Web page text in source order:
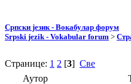
Српски језик - Вокабулар форум
Srpski jezik - Vokabular forum >
Странице: 1 2 [3] Све
Аутор